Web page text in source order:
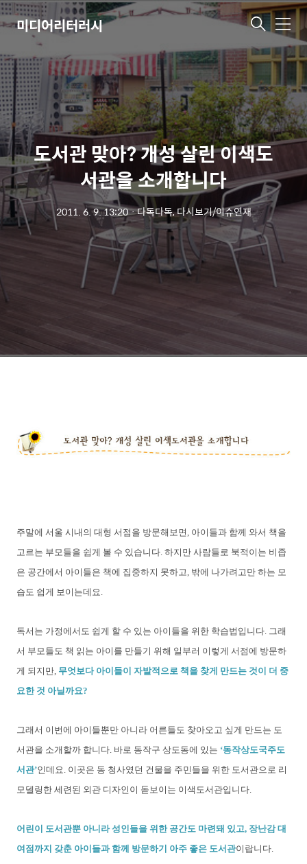
미디어리터러시 메
뉴
도서관 맞아? 개성 살린 이색도
서관을 소개합니다
2011. 6. 9. 13:20ㆍ다독다독, 다시보기/이슈연재
주말에 서울 시내의 대형 서점을 방문해보면, 아이들과 함께 와서 책을
고르는 부모들을 쉽게 볼 수 있습니다. 하지만 사람들로 북적이는 비좁
은 공간에서 아이들은 책에 집중하지 못하고, 밖에 나가려고만 하는 모
습도 쉽게 보이는데요.
독서는 가정에서도 쉽게 할 수 있는 아이들을 위한 학습법입니다. 그래
서 부모들도 책 읽는 아이를 만들기 위해 일부러 이렇게 서점에 방문하
게 되지만, 무엇보다 아이들이 자발적으로 책을 찾게 만드는 것이 더 중
요한 것 아닐까요?
그래서 이번에 아이들뿐만 아니라 어른들도 찾아오고 싶게 만드는 도
서관을 소개할까 합니다. 바로 동작구 상도동에 있는 ‘동작상도국주도
서관’인데요. 이곳은 동 청사였던 건물을 주민들을 위한 도서관으로 리
모델링한 세련된 외관 디자인이 돋보이는 이색도서관입니다.
어린이 도서관뿐 아니라 성인들을 위한 공간도 마련돼 있고, 장난감 대
여점까지 갖춘 아이들과 함께 방문하기 아주 좋은 도서관이랍니다.